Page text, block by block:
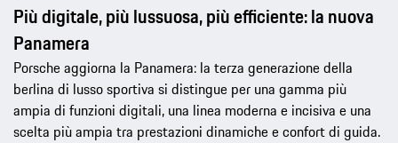
Più digitale, più lussuosa, più efficiente: la nuova
Panamera
Porsche aggiorna la Panamera: la terza generazione della
berlina di lusso sportiva si distingue per una gamma più
ampia di funzioni digitali, una linea moderna e incisiva e una
scelta più ampia tra prestazioni dinamiche e confort di guida.